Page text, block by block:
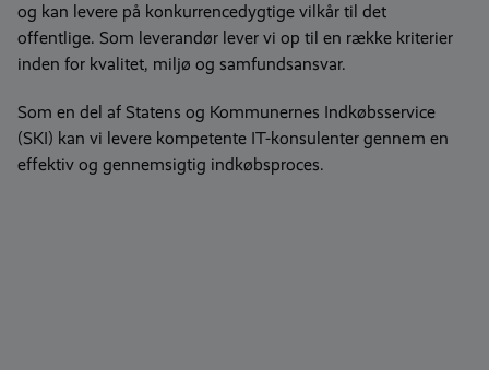
og kan levere på konkurrencedygtige vilkår til det
offentlige. Som leverandør lever vi op til en række kriterier
inden for kvalitet, miljø og samfundsansvar.
Som en del af Statens og Kommunernes Indkøbsservice
(SKI) kan vi levere kompetente IT-konsulenter gennem en
effektiv og gennemsigtig indkøbsproces.